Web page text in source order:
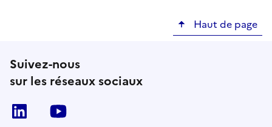
Haut de page
Suivez-nous
sur les réseaux sociaux
Linkedin